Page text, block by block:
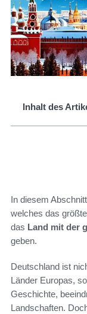
Inhalt des
In diesem
welches das
das Land mit der
geben.
Deutschland ist
Länder Europas,
Geschichte,
Landschaften.